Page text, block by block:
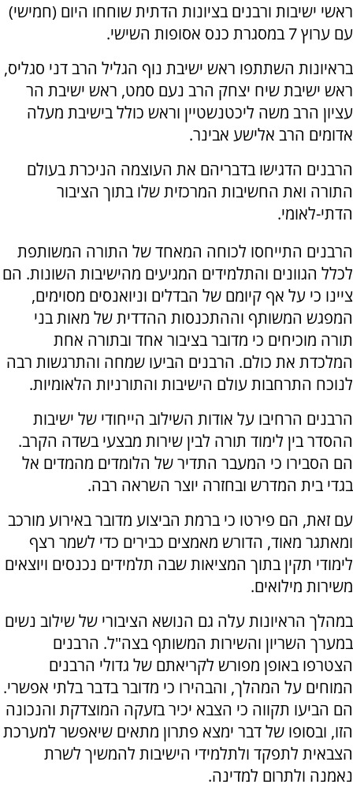
ראשי ישיבות ורבנים בציונות הדתית שוחחו היום (חמישי)
עם ערוץ 7 במסגרת כנס אסופות השישי.
בראיונות השתתפו ראש ישיבת נוף הגליל הרב דני סגליס,
ראש ישיבת שיח יצחק הרב נעם סמט, ראש ישיבת הר
עציון הרב משה ליכטנשטיין וראש כולל בישיבת מעלה
אדומים הרב אלישע אבינר.
הרבנים הדגישו בדבריהם את העוצמה הניכרת בעולם
התורה ואת החשיבות המרכזית שלו בתוך הציבור
הדתי-לאומי.
הרבנים התייחסו לכוחה המאחד של התורה המשותפת
לכלל הגוונים והתלמידים המגיעים מהישיבות השונות. הם
ציינו כי על אף קיומם של הבדלים וניואנסים מסוימים,
המפגש המשותף וההתכנסות ההדדית של מאות בני
תורה מוכיחים כי מדובר בציבור אחד ובתורה אחת
המלכדת את כולם. הרבנים הביעו שמחה והתרגשות רבה
לנוכח התרחבות עולם הישיבות והתורניות הלאומיות.
הרבנים הרחיבו על אודות השילוב הייחודי של ישיבות
ההסדר בין לימוד תורה לבין שירות מבצעי בשדה הקרב.
הם הסבירו כי המעבר התדיר של הלומדים מהמדים אל
בגדי בית המדרש ובחזרה יוצר השראה רבה.
עם זאת, הם פירטו כי ברמת הביצוע מדובר באירוע מורכב
ומאתגר מאוד, הדורש מאמצים כבירים כדי לשמר רצף
לימודי תקין בתוך המציאות שבה תלמידים נכנסים ויוצאים
משירות מילואים.
במהלך הראיונות עלה גם הנושא הציבורי של שילוב נשים
במערך השריון והשירות המשותף בצה"ל. הרבנים
הצטרפו באופן מפורש לקריאתם של גדולי הרבנים
המוחים על המהלך, והבהירו כי מדובר בדבר בלתי אפשרי.
הם הביעו תקווה כי הצבא יכיר בזעקה המוצדקת והנכונה
הזו, ובסופו של דבר ימצא פתרון מתאים שיאפשר למערכת
הצבאית לתפקד ולתלמידי הישיבות להמשיך לשרת
נאמנה ולתרום למדינה.